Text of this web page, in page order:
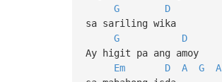
G
D
sa sariling wika
G
D
Ay higit pa ang amoy
Em
D A G A